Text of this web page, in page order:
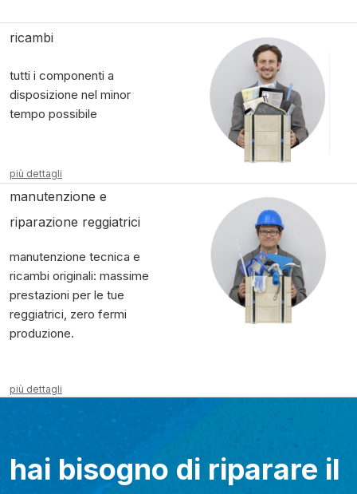
ricambi
tutti i componenti a
disposizione nel minor
tempo possibile
più dettagli
manutenzione e
riparazione reggiatrici
manutenzione tecnica e
ricambi originali: massime
prestazioni per le tue
reggiatrici, zero fermi
produzione.
più dettagli
hai bisogno di riparare il